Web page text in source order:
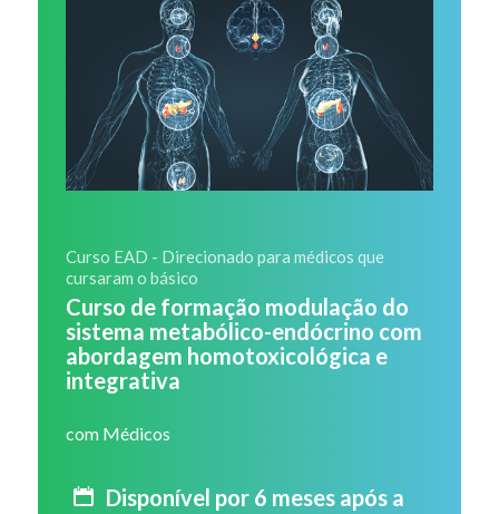
Curso EAD - Direcionado para médicos que
cursaram o básico
Curso de formação modulação do
sistema metabólico-endócrino com
abordagem homotoxicológica e
integrativa
com Médicos
Disponível por 6 meses após a